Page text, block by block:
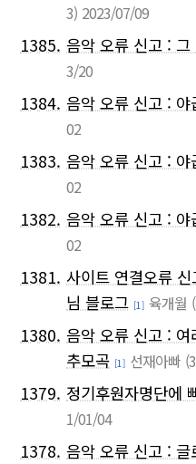
3) 2023/07/09
1385. 음악 오류 신고 : 그
3/20
1384. 음악 오류 신고 : 야
02
1383. 음악 오류 신고 : 야
02
1382. 음악 오류 신고 : 야
02
1381. 사이트 연결오류
님 블로그 [1] 육개월
1380. 음악 오류 신고 :
추모곡 [1] 선재아빠
1379. 정기후원자명단에
1/01/04
1378. 음악 오류 신고 :